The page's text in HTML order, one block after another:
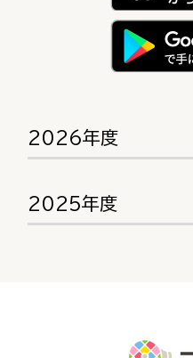
2026年度
2025年度